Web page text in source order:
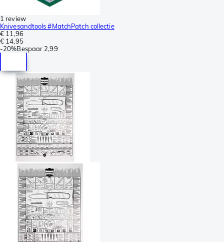
1 review
Knivesandtools #MatchPatch collectie
€ 11,96
€ 14,95
-20%Bespaar 2,99